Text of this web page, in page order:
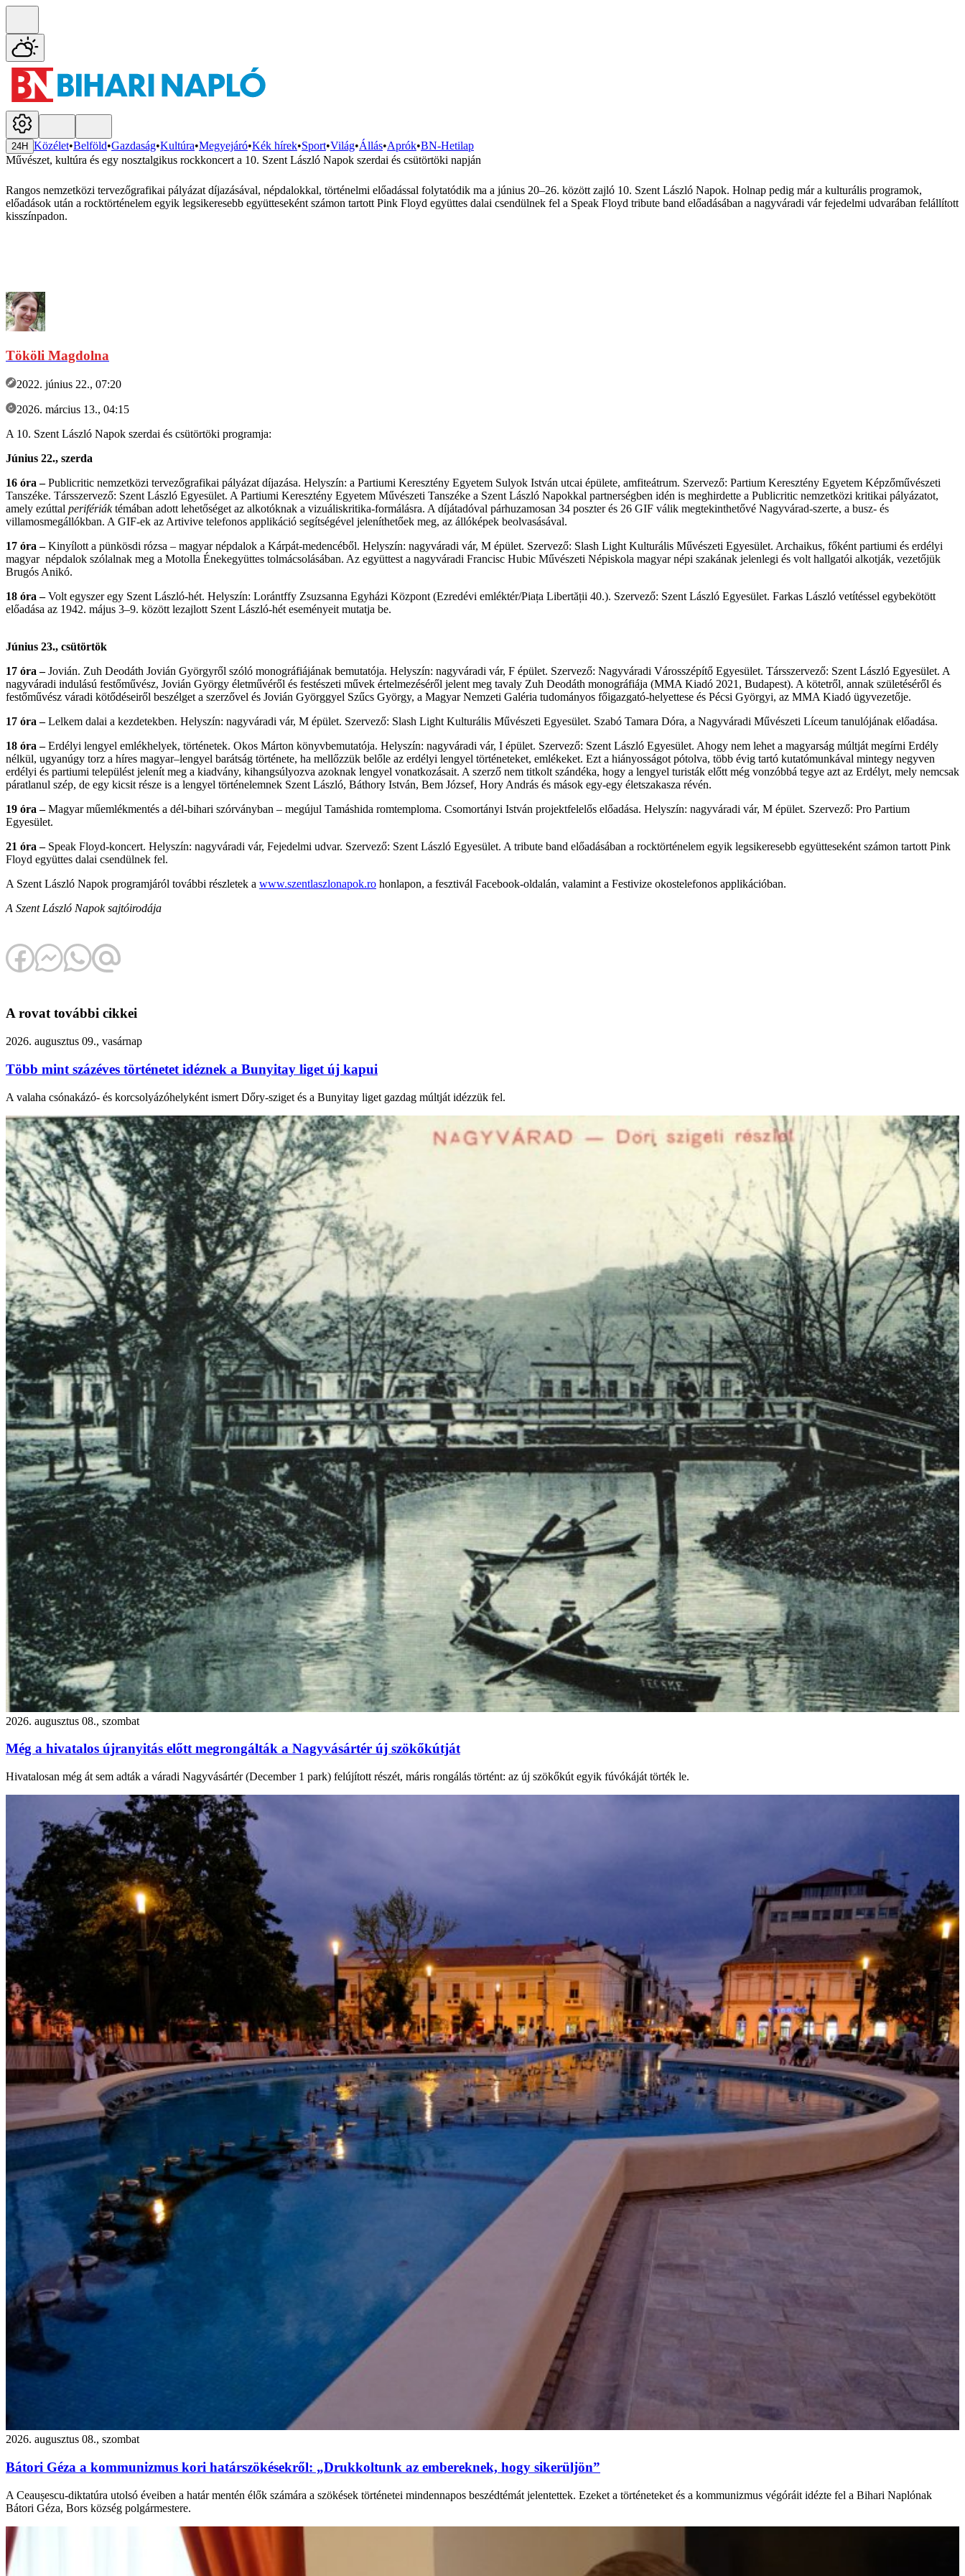
24H Közélet•Belföld•Gazdaság•Kultúra•Megyejáró•Kék hírek•Sport•Világ•Állás•Aprók•BN-Hetilap
Művészet, kultúra és egy nosztalgikus rockkoncert a 10. Szent László Napok szerdai és csütörtöki napján
Rangos nemzetközi tervezőgrafikai pályázat díjazásával, népdalokkal, történelmi előadással folytatódik ma a június 20–26. között zajló 10. Szent László Napok. Holnap pedig már a kulturális programok,
előadások után a rocktörténelem egyik legsikeresebb együtteseként számon tartott Pink Floyd együttes dalai csendülnek fel a Speak Floyd tribute band előadásában a nagyváradi vár fejedelmi udvarában felállított
kisszínpadon.
Tököli Magdolna
2022. június 22., 07:20
2026. március 13., 04:15
A 10. Szent László Napok szerdai és csütörtöki programja:
Június 22., szerda
16 óra –Publicritic nemzetközi tervezőgrafikai pályázat díjazása. Helyszín: a Partiumi Keresztény Egyetem Sulyok István utcai épülete, amfiteátrum. Szervező: Partium Keresztény Egyetem Képzőművészeti
Tanszéke. Társszervező: Szent László Egyesület. A Partiumi Keresztény Egyetem Művészeti Tanszéke a Szent László Napokkal partnerségben idén is meghirdette a Publicritic nemzetközi kritikai pályázatot,
amely ezúttal perifériáktémában adott lehetőséget az alkotóknak a vizuáliskritika-formálásra. A díjátadóval párhuzamosan 34 poszter és 26 GIF válik megtekinthetővé Nagyvárad-szerte, a busz- és
villamosmegállókban. A GIF-ek az Artivive telefonos applikáció segítségével jeleníthetőek meg, az állóképek beolvasásával.
17 óra – Kinyílott a pünkösdi rózsa – magyar népdalok a Kárpát-medencéből. Helyszín: nagyváradi vár, M épület. Szervező: Slash Light Kulturális Művészeti Egyesület. Archaikus, főként partiumi és erdélyi
magyar népdalok szólalnak meg a Motolla Énekegyüttes tolmácsolásában. Az együttest a nagyváradi Francisc Hubic Művészeti Népiskola magyar népi szakának jelenlegi és volt hallgatói alkotják, vezetőjük
Brugós Anikó.
18 óra –Volt egyszer egy Szent László-hét. Helyszín: Lorántffy Zsuzsanna Egyházi Központ (Ezredévi emléktér/Piața Libertății 40.). Szervező: Szent László Egyesület. Farkas László vetítéssel egybekötött
előadása az 1942. május 3–9. között lezajlott Szent László-hét eseményeit mutatja be.
Június 23., csütörtök
17 óra –Jovián. Zuh Deodáth Jovián Györgyről szóló monográfiájának bemutatója. Helyszín: nagyváradi vár, F épület. Szervező: Nagyváradi Városszépítő Egyesület. Társszervező: Szent László Egyesület. A
nagyváradi indulású festőművész, Jovián György életművéről és festészeti művek értelmezéséről jelent meg tavaly Zuh Deodáth monográfiája (MMA Kiadó 2021, Budapest). A kötetről, annak születéséről és
festőművész váradi kötődéseiről beszélget a szerzővel és Jovián Györggyel Szűcs György, a Magyar Nemzeti Galéria tudományos főigazgató-helyettese és Pécsi Györgyi, az MMA Kiadó ügyvezetője.
17 óra –Lelkem dalai a kezdetekben. Helyszín: nagyváradi vár, M épület. Szervező: Slash Light Kulturális Művészeti Egyesület. Szabó Tamara Dóra, a Nagyváradi Művészeti Líceum tanulójának előadása.
18 óra –Erdélyi lengyel emlékhelyek, történetek. Okos Márton könyvbemutatója. Helyszín: nagyváradi vár, I épület. Szervező: Szent László Egyesület. Ahogy nem lehet a magyarság múltját megírni Erdély
nélkül, ugyanúgy torz a híres magyar–lengyel barátság története, ha mellőzzük belőle az erdélyi lengyel történeteket, emlékeket. Ezt a hiányosságot pótolva, több évig tartó kutatómunkával mintegy negyven
erdélyi és partiumi települést jelenít meg a kiadvány, kihangsúlyozva azoknak lengyel vonatkozásait. A szerző nem titkolt szándéka, hogy a lengyel turisták előtt még vonzóbbá tegye azt az Erdélyt, mely nemcsak
páratlanul szép, de egy kicsit része is a lengyel történelemnek Szent László, Báthory István, Bem József, Hory András és mások egy-egy életszakasza révén.
19 óra –Magyar műemlékmentés a dél-bihari szórványban – megújul Tamáshida romtemploma. Csomortányi István projektfelelős előadása. Helyszín: nagyváradi vár, M épület. Szervező: Pro Partium
Egyesület.
21 óra –Speak Floyd-koncert. Helyszín: nagyváradi vár, Fejedelmi udvar. Szervező: Szent László Egyesület. A tribute band előadásában a rocktörténelem egyik legsikeresebb együtteseként számon tartott Pink
Floyd együttes dalai csendülnek fel.
A Szent László Napok programjáról további részletek a www.szentlaszlonapok.ro honlapon, a fesztivál Facebook-oldalán, valamint a Festivize okostelefonos applikációban.
A Szent László Napok sajtóirodája
A rovat további cikkei
2026. augusztus 09., vasárnap
Több mint százéves történetet idéznek a Bunyitay liget új kapui
A valaha csónakázó- és korcsolyázóhelyként ismert Dőry-sziget és a Bunyitay liget gazdag múltját idézzük fel.
2026. augusztus 08., szombat
Még a hivatalos újranyitás előtt megrongálták a Nagyvásártér új szökőkútját
Hivatalosan még át sem adták a váradi Nagyvásártér (December 1 park) felújított részét, máris rongálás történt: az új szökőkút egyik fúvókáját törték le.
2026. augusztus 08., szombat
Bátori Géza a kommunizmus kori határszökésekről: „Drukkoltunk az embereknek, hogy sikerüljön”
A Ceaușescu-diktatúra utolsó éveiben a határ mentén élők számára a szökések történetei mindennapos beszédtémát jelentettek. Ezeket a történeteket és a kommunizmus végóráit idézte fel a Bihari Naplónak
Bátori Géza, Bors község polgármestere.